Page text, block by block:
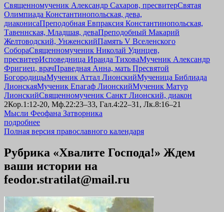
Священномученик Александр Сахаров, пресвитерСвятая
Олимпиада Константинопольская, дева,
диаконисаПреподобная Евпраксия Константинопольская,
Тавеннская, Младшая, деваПреподобный Макарий
Желтоводский, УнженскийПамять V Вселенского
СобораСвященномученик Николай Удинцев,
пресвитерИсповедница Ираида ТиховаМученик Александр
Фригиец, врачПраведная Анна, мать Пресвятой
БогородицыМученик Аттал ЛионскийМученица Библиада
ЛионскаяМученик Епагаф ЛионскийМученик Матур
ЛионскийСвященномученик Санкт Лионский, диакон
2Кор.1:12-20, Мф.22:23–33, Гал.4:22–31, Лк.8:16–21
Мысли Феофана Затворника
подробнее
Полная версия православного календаря
Рубрика «Хвалите Господа!» Ждем
ваши истории на
feodor.stratilat@mail.ru